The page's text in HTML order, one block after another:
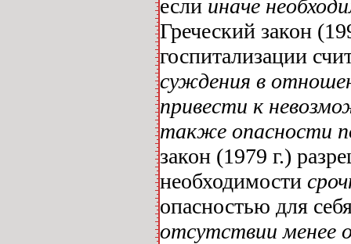
если иначе
Греческий закон
госпитализации
суждения в
привести к
также опасности
закон (1979 г.)
необходимости
опасностью для
отсутствии менее